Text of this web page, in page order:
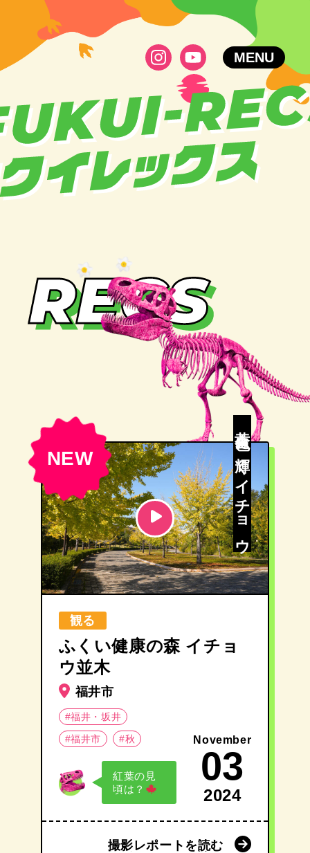
観る
ふくい健康の森 イチョ
ウ並木
福井市
#福井・坂井
#福井市
#秋
紅葉の見
頃は？
November
03
2024
撮影レポートを読む
黄金色に輝くイチョウ
NEW